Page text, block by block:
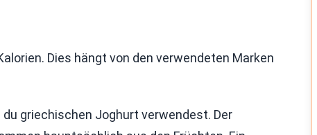
Dies hängt von den verwendeten Marken
griechischen Joghurt verwendest. Der